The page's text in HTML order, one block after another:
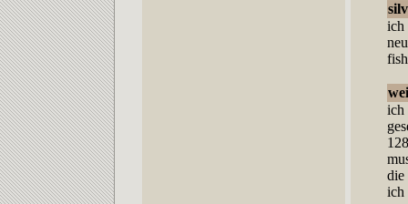
ich
fish
ich
die
ich